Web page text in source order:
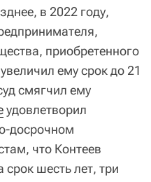
в 2022 году,
приобретенного
ему срок до 21
смягчил ему
удовлетворил
досрочном
что Контеев
шесть лет, три